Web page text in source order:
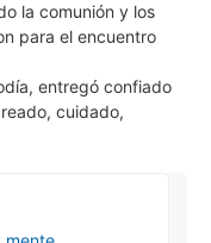
la comunión y los
para el encuentro
entregó confiado
cuidado,